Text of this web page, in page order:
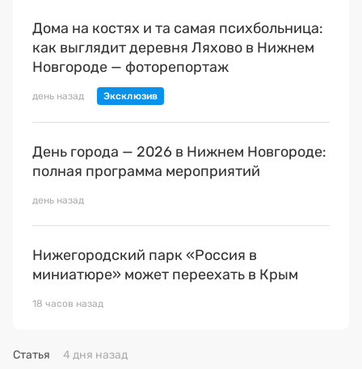
Дома на костях и та самая психбольница:
как выглядит деревня Ляхово в Нижнем
Новгороде — фоторепортаж
день назад
День города — 2026 в Нижнем Новгороде:
полная программа мероприятий
день назад
Нижегородский парк «Россия в
миниатюре» может переехать в Крым
18 часов назад
Статья 4 дня назад